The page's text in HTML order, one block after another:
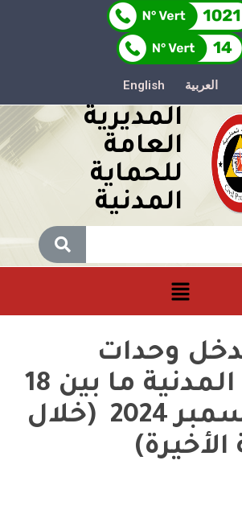
العربية English
المديرية
العامة
للحماية
المدنية
وحدات
الحماية المدنية ما بين 18
إلى 19ديسمبر 2024 (خلال